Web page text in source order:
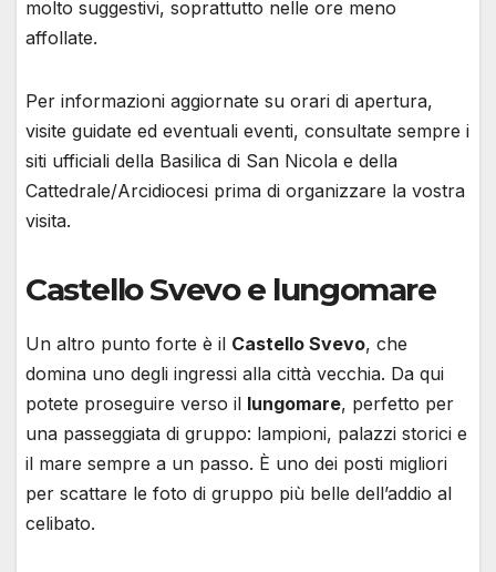
molto suggestivi, soprattutto nelle ore meno
affollate.
Per informazioni aggiornate su orari di apertura,
visite guidate ed eventuali eventi, consultate sempre i
siti ufficiali della Basilica di San Nicola e della
Cattedrale/Arcidiocesi prima di organizzare la vostra
visita.
Castello Svevo e lungomare
Un altro punto forte è il Castello Svevo, che
domina uno degli ingressi alla città vecchia. Da qui
potete proseguire verso il lungomare, perfetto per
una passeggiata di gruppo: lampioni, palazzi storici e
il mare sempre a un passo. È uno dei posti migliori
per scattare le foto di gruppo più belle dell’addio al
celibato.